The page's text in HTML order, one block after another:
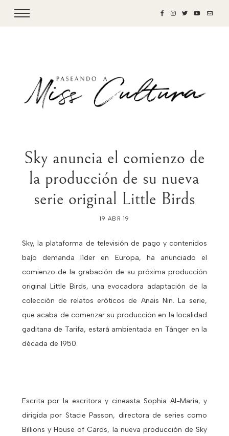
Sky anuncia el comienzo de
la producción de su nueva
serie original Little Birds
19 ABR 19
Sky, la plataforma de televisión de pago y contenidos
bajo demanda líder en Europa, ha anunciado el
comienzo de la grabación de su próxima producción
original Little Birds, una evocadora adaptación de la
colección de relatos eróticos de Anais Nin. La serie,
que acaba de comenzar su producción en la localidad
gaditana de Tarifa, estará ambientada en Tánger en la
década de 1950.
Escrita por la escritora y cineasta Sophia Al-Maria, y
dirigida por Stacie Passon, directora de series como
Billions y House of Cards, la nueva producción de Sky